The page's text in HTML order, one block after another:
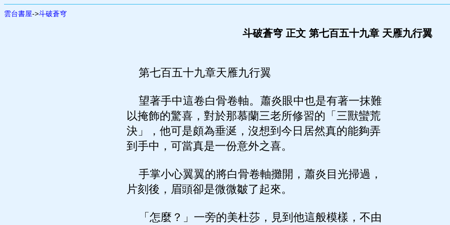
雲台書屋->斗破蒼穹
斗破蒼穹 正文 第七百五十九章 天雁九行翼
第七百五十九章天雁九行翼
望著手中這卷白骨卷軸。蕭炎眼中也是有著一抹難
以掩飾的驚喜，對於那慕蘭三老所修習的「三獸蠻荒
決」，他可是頗為垂涎，沒想到今日居然真的能夠弄
到手中，可當真是一份意外之喜。
手掌小心翼翼的將白骨卷軸攤開，蕭炎目光掃過，
片刻後，眉頭卻是微微皺了起來。
「怎麼？」一旁的美杜莎，見到他這般模樣，不由